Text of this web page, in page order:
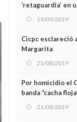
‘retaguardia’ en
19/09/2019
Cicpc esclareció
Margarita
21/08/2019
Por homicidio el
banda “cacha
21/08/2019